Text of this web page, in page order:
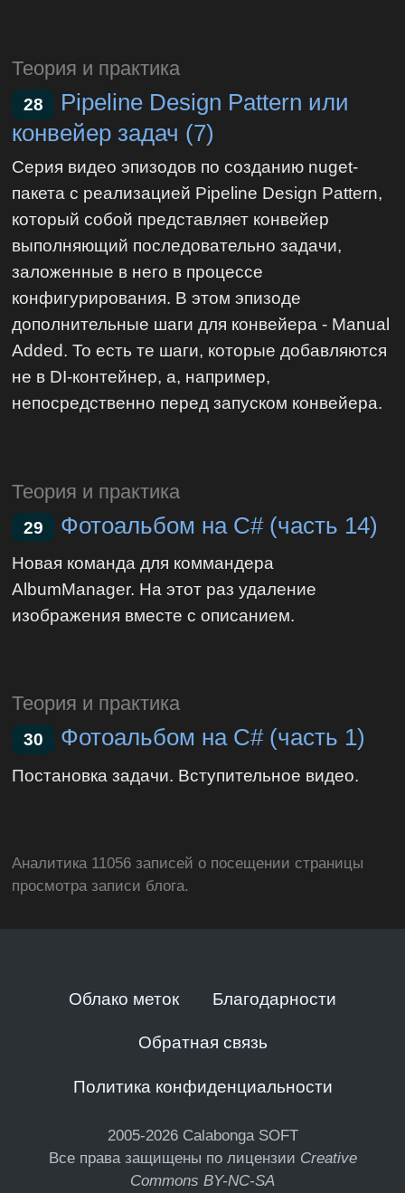
Теория и практика
28
Pipeline Design Pattern или
конвейер задач (7)
Серия видео эпизодов по созданию nuget-
пакета с реализацией Pipeline Design Pattern,
который собой представляет конвейер
выполняющий последовательно задачи,
заложенные в него в процессе
конфигурирования. В этом эпизоде
дополнительные шаги для конвейера - Manual
Added. То есть те шаги, которые добавляются
не в DI-контейнер, а, например,
непосредственно перед запуском конвейера.
Теория и практика
29 Фотоальбом на C# (часть 14)
Новая команда для коммандера
AlbumManager. На этот раз удаление
изображения вместе с описанием.
Теория и практика
30 Фотоальбом на C# (часть 1)
Постановка задачи. Вступительное видео.
Аналитика 11056 записей о посещении страницы
просмотра записи блога.
Облако меток Благодарности
Обратная связь
Политика конфиденциальности
2005-2026 Calabonga SOFT
Все права защищены по лицензии Creative
Commons BY-NC-SA